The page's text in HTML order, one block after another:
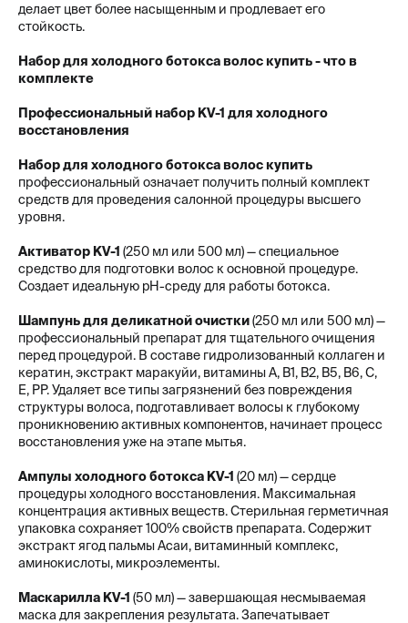
делает цвет более насыщенным и продлевает его
стойкость.
Набор для холодного ботокса волос купить - что в
комплекте
Профессиональный набор KV-1 для холодного
восстановления
Набор для холодного ботокса волос купить
профессиональный означает получить полный комплект
средств для проведения салонной процедуры высшего
уровня.
Активатор KV-1 (250 мл или 500 мл) — специальное
средство для подготовки волос к основной процедуре.
Создает идеальную pH-среду для работы ботокса.
Шампунь для деликатной очистки(250 мл или 500 мл) —
профессиональный препарат для тщательного очищения
перед процедурой. В составе гидролизованный коллаген и
кератин, экстракт маракуйи, витамины A, B1, B2, B5, B6, C,
E, PP. Удаляет все типы загрязнений без повреждения
структуры волоса, подготавливает волосы к глубокому
проникновению активных компонентов, начинает процесс
восстановления уже на этапе мытья.
Ампулы холодного ботокса KV-1 (20 мл) — сердце
процедуры холодного восстановления. Максимальная
концентрация активных веществ. Стерильная герметичная
упаковка сохраняет 100% свойств препарата. Содержит
экстракт ягод пальмы Асаи, витаминный комплекс,
аминокислоты, микроэлементы.
Маскарилла KV-1 (50 мл) — завершающая несмываемая
маска для закрепления результата. Запечатывает